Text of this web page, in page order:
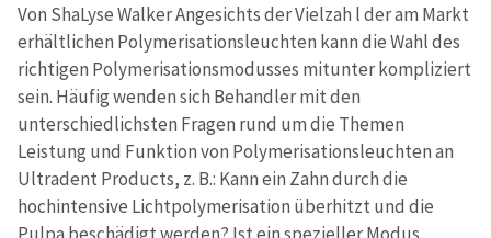
Von ShaLyse Walker Angesichts der Vielzah l der am Markt
erhältlichen Polymerisationsleuchten kann die Wahl des
richtigen Polymerisationsmodusses mitunter kompliziert
sein. Häufig wenden sich Behandler mit den
unterschiedlichsten Fragen rund um die Themen
Leistung und Funktion von Polymerisationsleuchten an
Ultradent Products, z. B.: Kann ein Zahn durch die
hochintensive Lichtpolymerisation überhitzt und die